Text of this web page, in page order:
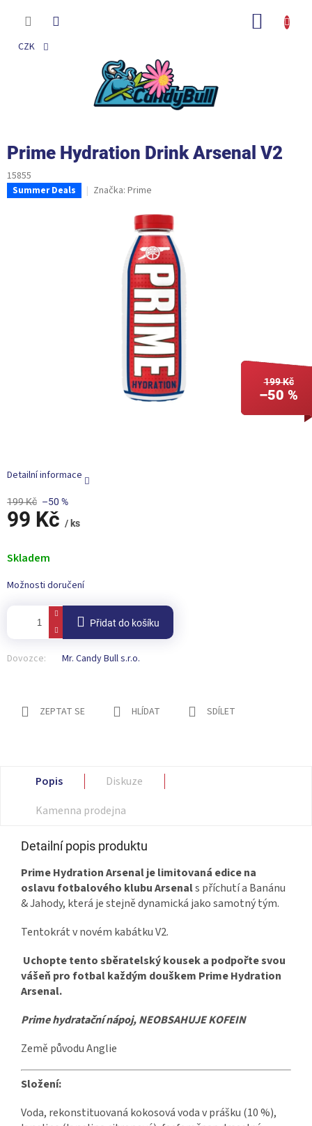
CZK
Prime Hydration Drink Arsenal V2
15855
Summer Deals Značka: Prime
199 Kč
–50 %
199 Kč –50 %
99 Kč / ks
cena:
Skladem
Možnosti doručení
Přidat do košíku
Dovozce: Mr. Candy Bull s.r.o.
Detailní informace
ZEPTAT SE HLÍDAT SDÍLET
Popis
Diskuze
Kamenna prodejna
Detailní popis produktu
Prime Hydration Arsenal je limitovaná edice na
oslavu fotbalového klubu Arsenals příchutía Banánu
& Jahody, která je stejně dynamická jako samotný tým.
Tentokrát v novém kabátku V2.
Uchopte tento sběratelský kousek a podpořte svou
vášeň pro fotbal každým douškem Prime Hydration
Arsenal.
Prime hydratační nápoj, NEOBSAHUJE KOFEIN
Země původu Anglie
Složení:
Voda, rekonstituovaná kokosová voda v prášku (10 %),